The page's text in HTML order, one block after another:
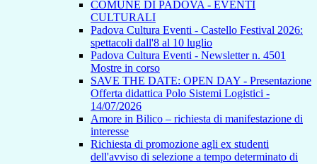
COMUNE DI PADOVA - EVENTI
CULTURALI
Padova Cultura Eventi - Castello Festival 2026:
spettacoli dall'8 al 10 luglio
Padova Cultura Eventi - Newsletter n. 4501
Mostre in corso
SAVE THE DATE: OPEN DAY - Presentazione
Offerta didattica Polo Sistemi Logistici -
14/07/2026
Amore in Bilico – richiesta di manifestazione di
interesse
Richiesta di promozione agli ex studenti
dell'avviso di selezione a tempo determinato di